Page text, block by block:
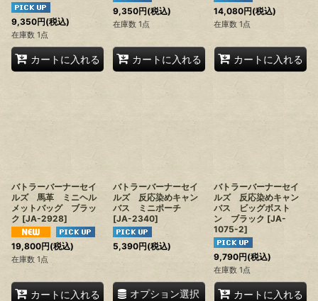
9,350円(税込)
在庫数 1点
カートに入れる
9,350円(税込)
在庫数 1点
カートに入れる
14,080円(税込)
在庫数 1点
カートに入れる
バトラーバーナーセイ
ルズ 馬革 ミニヘル
メットバッグ ブラッ
ク [JA-2928]
19,800円(税込)
在庫数 1点
カートに入れる
バトラーバーナーセイ
ルズ 反応染めキャン
バス ミニポーチ
[JA-2340]
5,390円(税込)
オプション選択
バトラーバーナーセイ
ルズ 反応染めキャン
バス ビッグボスト
ン ブラック [JA-
1075-2]
9,790円(税込)
在庫数 1点
カートに入れる